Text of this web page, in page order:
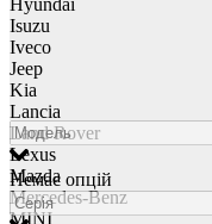
Hyundai
Isuzu
Iveco
Jeep
Kia
Lancia
Land Rover
Lexus
Mazda
Mercedes-Benz
MINI
Немає опцій